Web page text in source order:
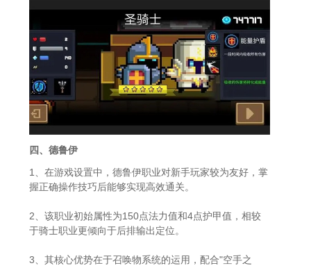
四、德鲁伊
1、在游戏设置中，德鲁伊职业对新手玩家较为友好，掌
握正确操作技巧后能够实现高效通关。
2、该职业初始属性为150点法力值和4点护甲值，相较
于骑士职业更倾向于后排输出定位。
3、其核心优势在于召唤物系统的运用，配合"空手之